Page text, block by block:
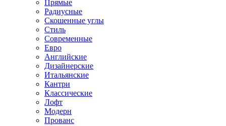
Прямые
Радиусные
Скошенные углы
Стиль
Современные
Евро
Английские
Дизайнерские
Итальянские
Кантри
Классические
Лофт
Модерн
Прованс